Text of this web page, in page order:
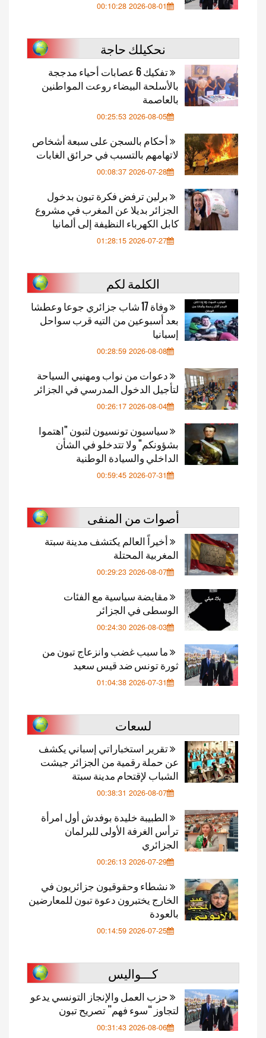
2026-08-01 00:10:28
نحكيلك حاجة
تفكيك 6 عصابات أحياء مدججة
بالأسلحة البيضاء روعت المواطنين
بالعاصمة
2026-08-05 00:25:53
أحكام بالسجن على سبعة أشخاص
لاتهامهم بالتسبب في حرائق الغابات
2026-07-28 00:08:37
برلين ترفض فكرة تبون بدخول
الجزائر بديلا عن المغرب في مشروع
كابل الكهرباء النظيفة إلى ألمانيا
2026-07-27 01:28:15
الكلمة لكم
وفاة 17 شاب جزائري جوعا وعطشا
بعد أسبوعين من التيه قرب سواحل
إسبانيا
2026-08-08 00:28:59
دعوات من نواب ومهنيي السياحة
لتأجيل الدخول المدرسي في الجزائر
2026-08-04 00:26:17
سياسيون تونسيون لتبون "اهتموا
بشؤونكم" ولا تتدخلو في الشأن
الداخلي والسيادة الوطنية
2026-07-31 00:59:45
أصوات من المنفى
أخيراً العالم يكتشف مدينة سبتة
المغربية المحتلة
2026-08-07 00:29:23
مقايضة سياسية مع الفئات
الوسطى في الجزائر
2026-08-03 00:24:30
ما سبب غضب وانزعاج تبون من
ثورة تونس ضد قيس سعيد
2026-07-31 01:04:38
لسعات
تقرير استخباراتي إسباني يكشف
عن حملة رقمية من الجزائر جيشت
الشباب لإقتحام مدينة سبتة
2026-08-07 00:38:31
الطبيبة خليدة بوفدش أول امرأة
ترأس الغرفة الأولى للبرلمان
الجزائري
2026-07-29 00:26:13
نشطاء وحقوقيون جزائريون في
الخارج يختبرون دعوة تبون للمعارضين
بالعودة
2026-07-25 00:14:59
كـــواليس
حزب العمل والإنجاز التونسي يدعو
لتجاوز “سوء فهم” تصريح تبون
2026-08-06 00:31:43